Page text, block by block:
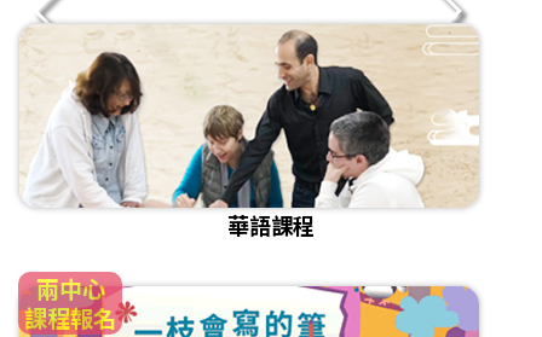
兩中心
課程報名
華語課程